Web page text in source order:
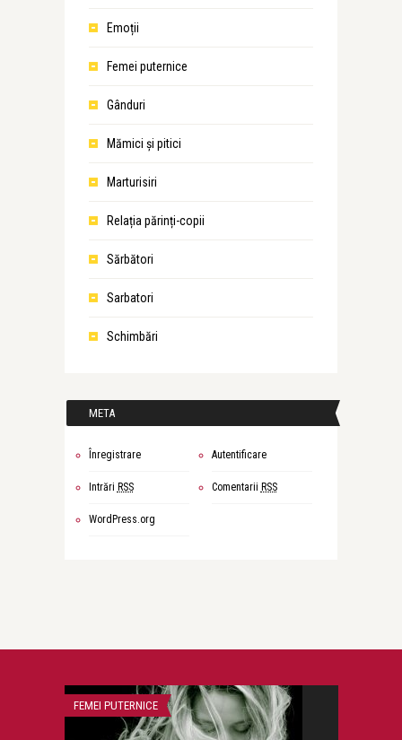
Emoții
Femei puternice
Gânduri
Mămici și pitici
Marturisiri
Relația părinți-copii
Sărbători
Sarbatori
Schimbări
META
Înregistrare Autentificare
Intrări RSS Comentarii RSS
WordPress.org
FEMEI PUTERNICE